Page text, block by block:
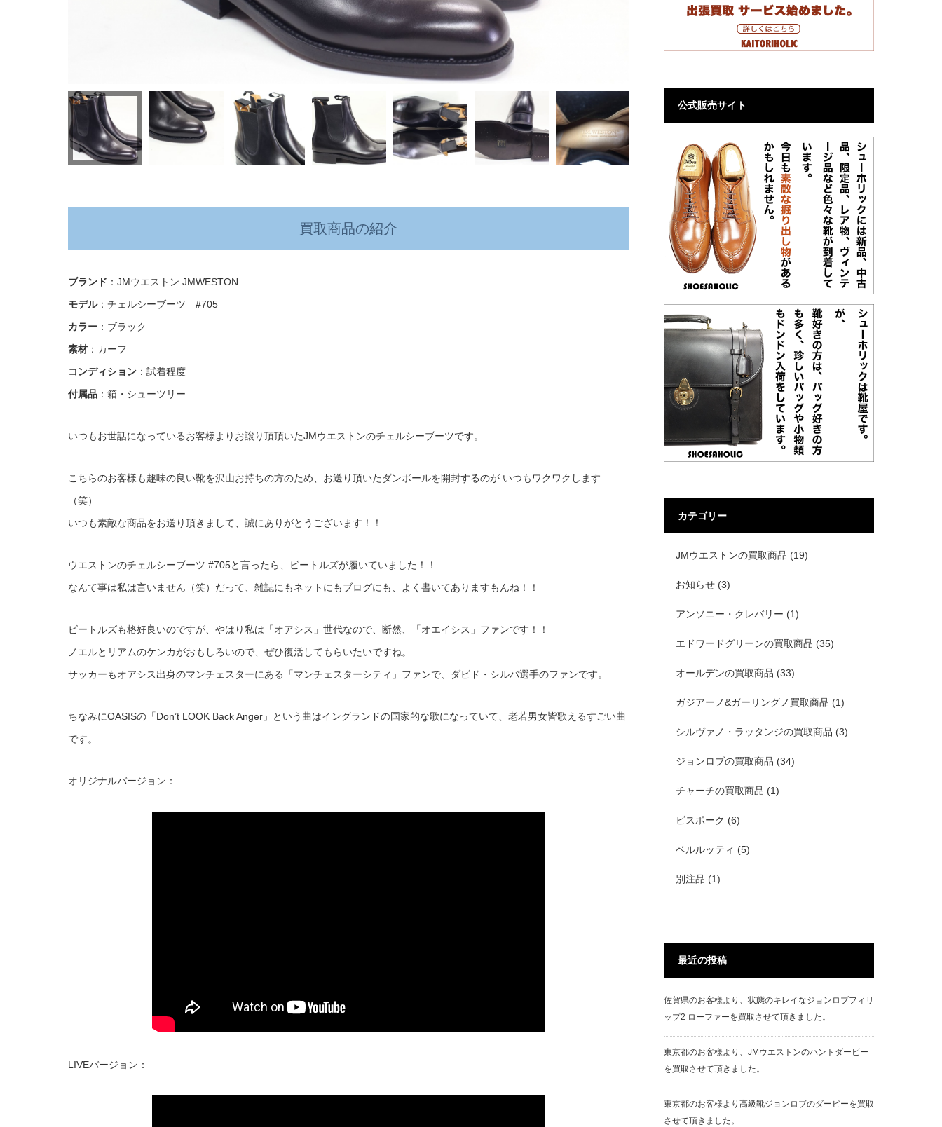
買取商品の紹介
ブランド ：JMウエストン JMWESTON
モデル：チェルシーブーツ #705
カラー ：ブラック
素材 ：カーフ
コンディション ：試着程度
付属品 ：箱・シューツリー
いつもお世話になっているお客様よりお譲り頂頂いたJMウエストンのチェルシーブーツです。
こちらのお客様も趣味の良い靴を沢山お持ちの方のため、お送り頂いたダンボールを開封するのが いつもワクワクします
（笑）
いつも素敵な商品をお送り頂きまして、誠にありがとうございます！！
ウエストンのチェルシーブーツ #705と言ったら、ビートルズが履いていました！！
なんて事は私は言いません（笑）だって、雑誌にもネットにもブログにも、よく書いてありますもんね！！
ビートルズも格好良いのですが、やはり私は「オアシス」世代なので、断然、「オエイシス」ファンです！！
ノエルとリアムのケンカがおもしろいので、ぜひ復活してもらいたいですね。
サッカーもオアシス出身のマンチェスターにある「マンチェスターシティ」ファンで、ダビド・シルバ選手のファンです。
ちなみにOASISの「Don’t LOOK Back Anger」という曲はイングランドの国家的な歌になっていて、老若男女皆歌えるすごい曲
です。
オリジナルバージョン：
LIVEバージョン：
公式販売サイト
カテゴリー
JMウエストンの買取商品 (19)
お知らせ (3)
アンソニー・クレバリー (1)
エドワードグリーンの買取商品 (35)
オールデンの買取商品 (33)
ガジアーノ&ガーリングノ買取商品 (1)
シルヴァノ・ラッタンジの買取商品 (3)
ジョンロブの買取商品 (34)
チャーチの買取商品 (1)
ビスポーク (6)
ベルルッティ (5)
別注品 (1)
最近の投稿
佐賀県のお客様より、状態のキレイなジョンロブフィリ
ップ2 ローファーを買取させて頂きました。
東京都のお客様より、JMウエストンのハントダービー
を買取させて頂きました。
東京都のお客様より高級靴ジョンロブのダービーを買取
させて頂きました。